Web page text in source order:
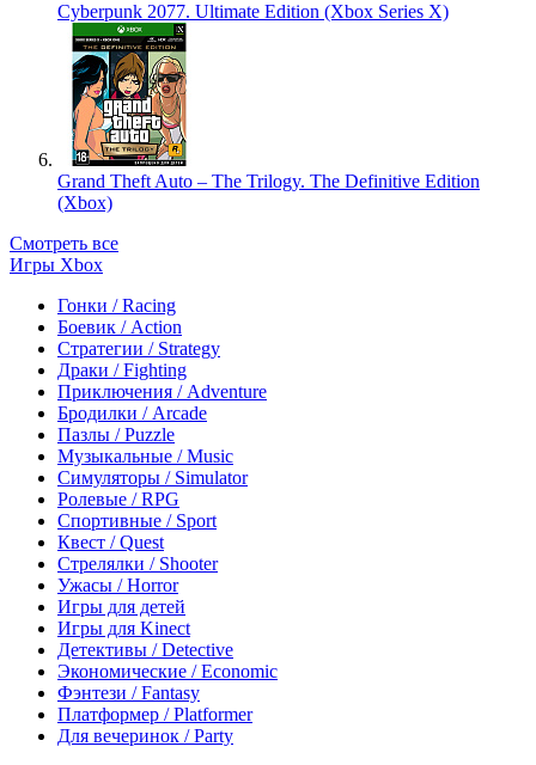
Cyberpunk 2077. Ultimate Edition (Xbox Series X)
Grand Theft Auto – The Trilogy. The Definitive Edition
(Xbox)
Смотреть все
Игры Xbox
Гонки / Racing
Боевик / Action
Стратегии / Strategy
Драки / Fighting
Приключения / Adventure
Бродилки / Arcade
Пазлы / Puzzle
Музыкальные / Music
Симуляторы / Simulator
Ролевые / RPG
Спортивные / Sport
Квест / Quest
Стрелялки / Shooter
Ужасы / Horror
Игры для детей
Игры для Kinect
Детективы / Detective
Экономические / Economic
Фэнтези / Fantasy
Платформер / Platformer
Для вечеринок / Party